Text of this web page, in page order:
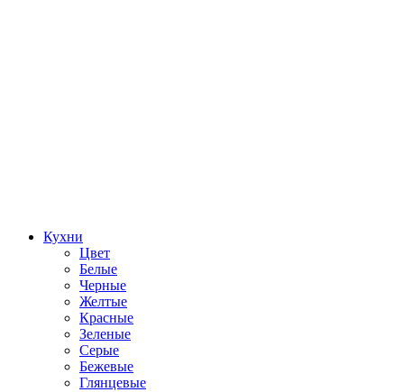
Кухни
Цвет
Белые
Черные
Желтые
Красные
Зеленые
Серые
Бежевые
Глянцевые